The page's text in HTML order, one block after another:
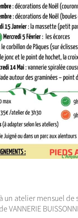
un atelier mensuel de
VANNERIE